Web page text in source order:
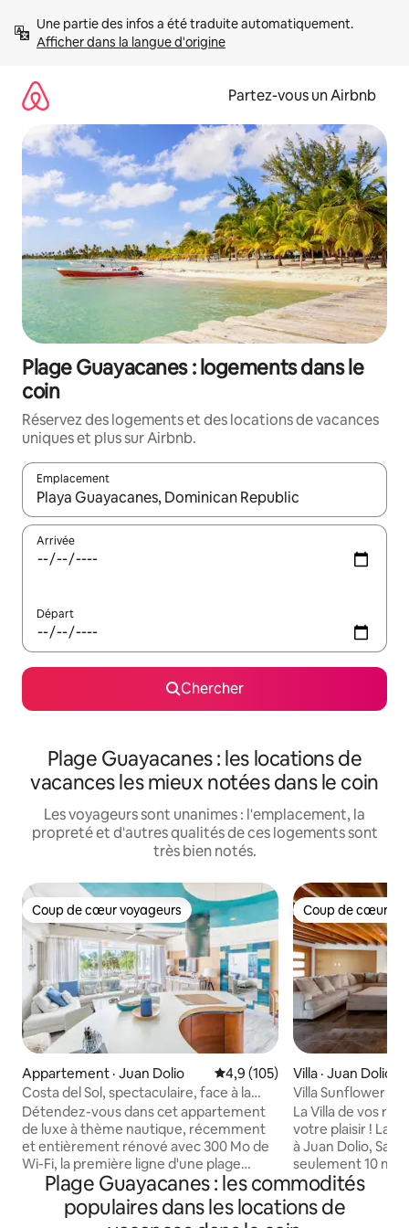
directement
Afficher dans la langue d'origine
Partez-vous un Airbnb
Plage Guayacanes : logements dans le
coin
Réservez des logements et des locations de vacances
uniques et plus sur Airbnb.
Emplacement
Quand les résultats sont affichés, parcourez-les en utilisant
Arrivée
Départ
Chercher
Plage Guayacanes : les locations de
vacances les mieux notées dans le coin
Les voyageurs sont unanimes : l'emplacement, la
propreté et d'autres qualités de ces logements sont
très bien notés.
Coup de cœur voyageurs
Coup de cœur voyageurs
Appartement · Juan Dolio Note moyenne de 4,9 sur 5,
4,9 (105)
Costa del Sol, spectaculaire, face à la
mer et à la plage
Détendez-vous dans cet appartement
de luxe à thème nautique, récemment
et entièrement rénové avec 300 Mo de
Wi-Fi, la première ligne d'une plage
privée et une vue imprenable sur la mer.
Profitez du coucher de soleil sur la
terrasse, surplombant la plage privée
Coup de cœur
Coup de cœur
Villa · Juan Dolio
Villa Sunflower +
privée + jacuzzi
La Villa de vos
votre plaisir ! La Villa Sunflower est située
à Juan Dolio, San
seulement 10
minutes de
comprend un
aire de jeux, un
Plage Guayacanes : les commodités
populaires dans les locations de